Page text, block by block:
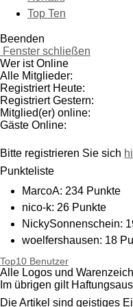
Top Ten
Beenden
Fenster schließen
Wer ist Online
Alle Mitglieder:
Registriert Heute:
Registriert Gestern:
Mitglied(er) online:
Gäste Online:
Bitte registrieren Sie sich
Punkteliste
MarcoA: 234 Punkte
nico-k: 26 Punkte
NickySonnenschein:
woelfershausen: 18
EnricoM: 17 Punkte
Heyy: 14 Punkte
klaus: 13 Punkte
Top10 Benutzer
Alle Logos und
Im übrigen gilt
Die Artikel sind geistiges